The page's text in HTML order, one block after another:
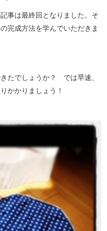
事は最終回となりました。そ
完成方法を学んでいただきま
たでしょうか？ では早速、
かかりましょう！